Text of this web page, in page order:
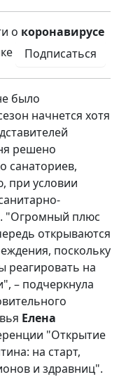
о коронавирусе
Подписаться
было
начнется хотя
решено
санаториев,
при условии
"Огромный плюс
открываются
поскольку
реагировать на
– подчеркнула
Елена
"Открытие
на старт,
и здравниц".